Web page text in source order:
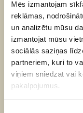
Mēs izmantojam
reklāmas,
un analizētu mūsu
izmantojat mūsu
sociālās saziņas
partneriem, kuri to
viņiem sniedzat vai
pakalpojumus.
Emīls un
5+ LV